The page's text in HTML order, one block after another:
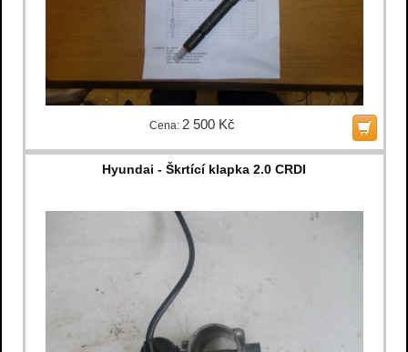
Cena: 2 500 Kč
Hyundai - Škrtící klapka 2.0 CRDI